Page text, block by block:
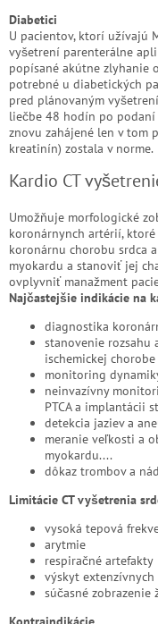
Diabetici
U pacientov, ktorí užívajú
vyšetrení parenterálne
popísané akútne zlyhanie
potrebné u diabetických
pred plánovaným
liečbe 48 hodín po
znovu zahájené len v tom
kreatinín) zostala v norme.
Kardio CT
Umožňuje morfologické
koronárnynch artérií,
koronárnu chorobu srdca
myokardu a stanoviť jej
ovplyvniť manažment
Najčastejšie indikácie na
diagnostika
stanovenie
ischemickej chorobe
monitoring
neinvazívny
PTCA a implantácii
detekcia jaziev a
meranie veľkosti a
myokardu....
dôkaz trombov a
Limitácie CT vyšetrenia
vysoká tepová
arytmie
respiračné artefakty
výskyt
súčasné zobrazenie